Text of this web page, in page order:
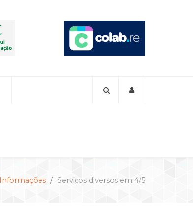
Informações Serviços diversos em 4/5